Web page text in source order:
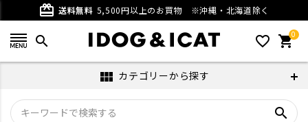
card_giftcard 送料無料 5,500円以上のお買物 ※沖縄・北海道除く
search favorite_outline 0
shopping_cart
view_module カテゴリーから探す
search